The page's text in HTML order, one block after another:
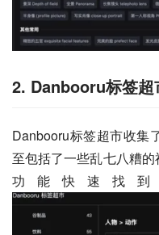
2. Danbooru标签超
Danbooru标签超市收集
至包括了一些乱七八糟
功能快速找